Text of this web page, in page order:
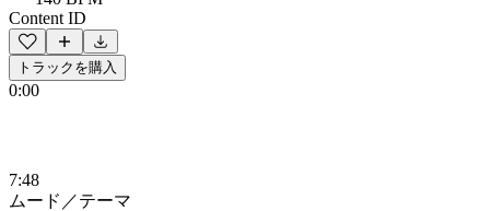
Content ID
トラックを購入
0:00
7:48
ムード／テーマ